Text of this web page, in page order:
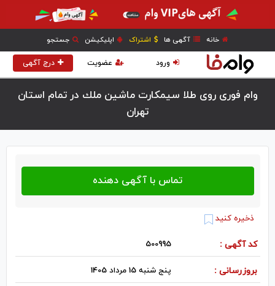
خانه آگهی ها اشتراک اپلیکیشن جستجو
درج آگهی عضویت ورود
وام فوری روی طلا سيمكارت ماشين ملك در تمام استان
تهران
ذخیره کنید
کد آگهی : 500995
بروزرسانی : پنج شنبه 15 مرداد 1405